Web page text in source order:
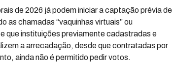
de 2026 já podem iniciar a captação prévia de
as chamadas “vaquinhas virtuais” ou
que instituições previamente cadastradas e
a arrecadação, desde que contratadas por
ainda não é permitido pedir votos.